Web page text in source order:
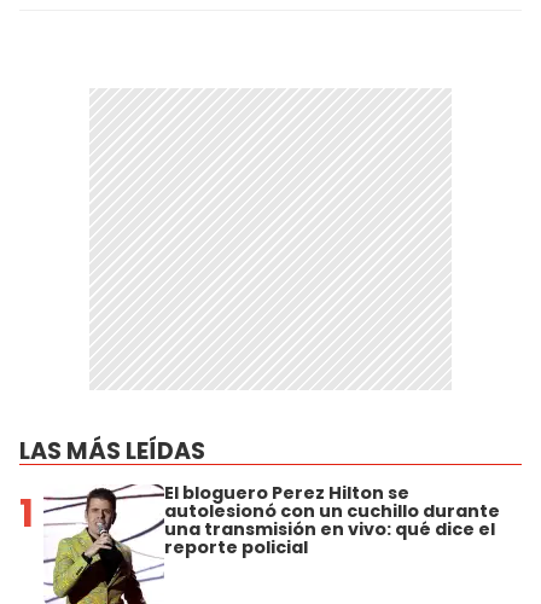
LAS MÁS LEÍDAS
1 El bloguero Perez Hilton se
autolesionó con un cuchillo durante
una transmisión en vivo: qué dice el
reporte policial